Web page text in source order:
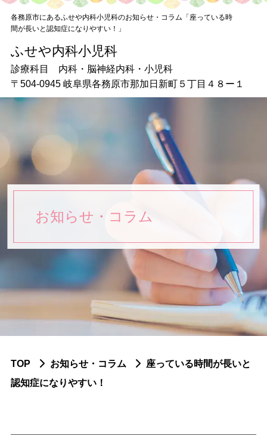
各務原市にあるふせや内科小児科のお知らせ・コラム「座っている時
間が長いと認知症になりやすい！」
ふせや内科小児科
診療科目 内科・脳神経内科・小児科
〒504-0945 岐阜県各務原市那加日新町５丁目４８ー１
お知らせ・コラム
TOP お知らせ・コラム
座っている時間が長いと
認知症になりやすい！
ふせや内科小児科
〒504-0945 岐阜県各務原市那加日新町５丁目４８ー１
診療時間 月・火・水・木
午前9：00～12：00 午後15：45～18：30
TOP
初めての方へ
ふせや内科小児科について
脳神経内科疾患
認知症
パーキンソン症候群
頭痛